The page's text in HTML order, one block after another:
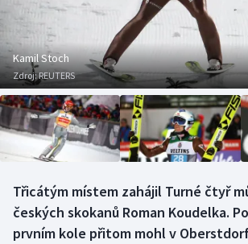
Basketbal
Biatlon
Boby a skeleton
Box
Curling
Dostihy
Historické návraty
Aplikace ČT sport
AZ kvíz
Kamil Stoch
Zdroj:REUTERS
Třicátým místem zahájil Turné čtyř
českých skokanů Roman Koudelka.
prvním kole přitom mohl v